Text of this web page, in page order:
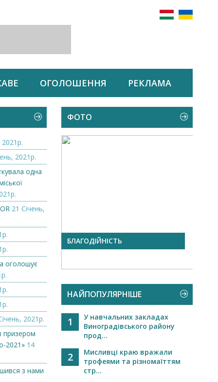
ОГОЛОШЕННЯ РЕКЛАМА
2021р.
2021р.
одна
21 Січень,
оголошує
2021р.
призером
2021» 14
з нами
ФОТО
БЛАГОДІЙНІСТЬ
НАЙПОПУЛЯРНІШЕ
1
У навчальних закладах
Виноградівського району
прод...
2
Мисливці краю вражали
трофеями та різномаїттям
стр...